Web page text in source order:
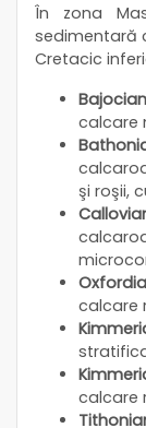
În zona
sedimentară
Cretacic
calcare
şi roşii,
calcare
calcare